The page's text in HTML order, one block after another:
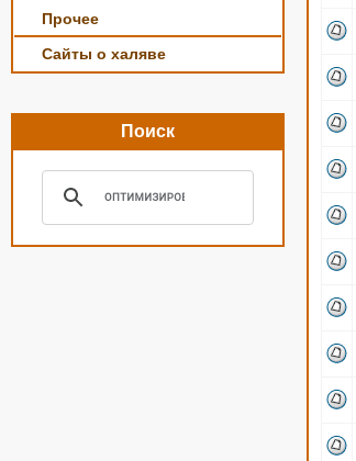
Прочее
Сайты о халяве
Поиск